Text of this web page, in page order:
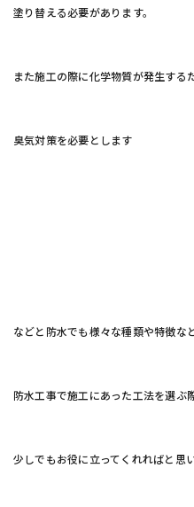
塗り替える必要があります。
また施工の際に化学物質が発生する
臭気対策を必要とします
などと防水でも様々な種類や特徴な
防水工事で施工にあった工法を選ぶ
少しでもお役に立ってくれればと